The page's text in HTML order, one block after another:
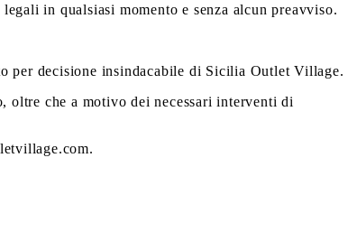
in qualsiasi momento e senza alcun preavviso.
per decisione insindacabile di Sicilia Outlet Village.
oltre che a motivo dei necessari interventi di